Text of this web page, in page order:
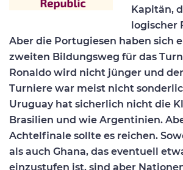
Kapitän,
logischer
Aber die Portugiesen haben sich
zweiten Bildungsweg für das
Ronaldo wird nicht jünger und
Turniere war meist nicht
Uruguay hat sicherlich nicht die
Brasilien und wie Argentinien.
Achtelfinale sollte es reichen.
als auch Ghana, das eventuell
einzustufen ist, sind aber